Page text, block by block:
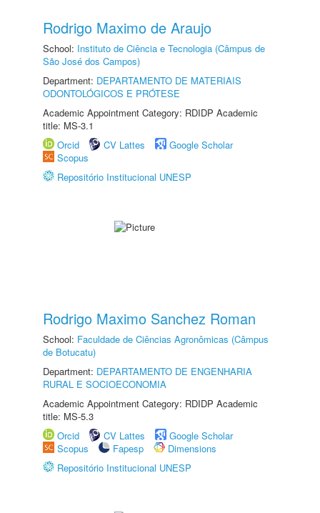
Rodrigo Maximo de Araujo
School: Instituto de Ciência e Tecnologia (Câmpus de
São José dos Campos)
Department: DEPARTAMENTO DE MATERIAIS
ODONTOLÓGICOS E PRÓTESE
Academic Appointment Category: RDIDP Academic
title: MS-3.1
Orcid
CV Lattes
Google Scholar
Scopus
Repositório Institucional UNESP
Rodrigo Maximo Sanchez Roman
School: Faculdade de Ciências Agronômicas (Câmpus
de Botucatu)
Department: DEPARTAMENTO DE ENGENHARIA
RURAL E SOCIOECONOMIA
Academic Appointment Category: RDIDP Academic
title: MS-5.3
Orcid
CV Lattes
Google Scholar
Scopus
Fapesp
Dimensions
Repositório Institucional UNESP